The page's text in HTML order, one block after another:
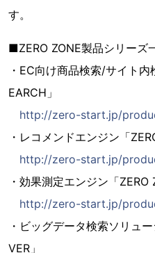
す。
■ZERO ZONE製品シリーズ
・EC向け商品検索/サイト
EARCH」
http://zero-start.jp/
・レコメンドエンジン「
http://zero-start.jp/
・効果測定エンジン「ZERO
http://zero-start.jp/
・ビッグデータ検索ソリュ
VER」